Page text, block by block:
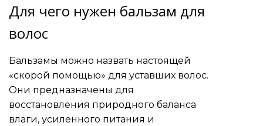
Для чего нужен бальзам для
волос
Бальзамы можно назвать настоящей
«скорой помощью» для уставших волос.
Они предназначены для
восстановления природного баланса
влаги, усиленного питания и